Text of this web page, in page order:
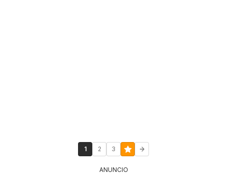
1 2 3
ANUNCIO